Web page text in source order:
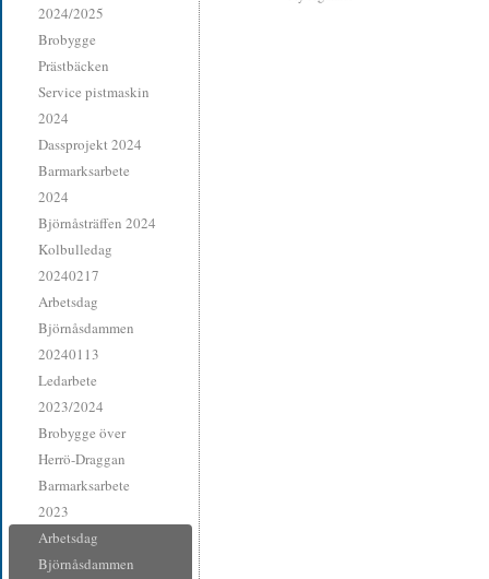
2024/2025
Brobygge
Prästbäcken
Service pistmaskin
2024
Dassprojekt 2024
Barmarksarbete
2024
Björnåsträffen 2024
Kolbulledag
20240217
Arbetsdag
Björnåsdammen
20240113
Ledarbete
2023/2024
Brobygge över
Herrö-Draggan
Barmarksarbete
2023
Arbetsdag
Björnåsdammen